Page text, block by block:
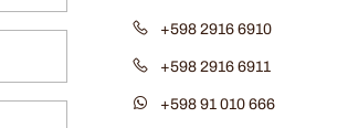
+598 2916 6910
+598 2916 6911
+598 91 010 666